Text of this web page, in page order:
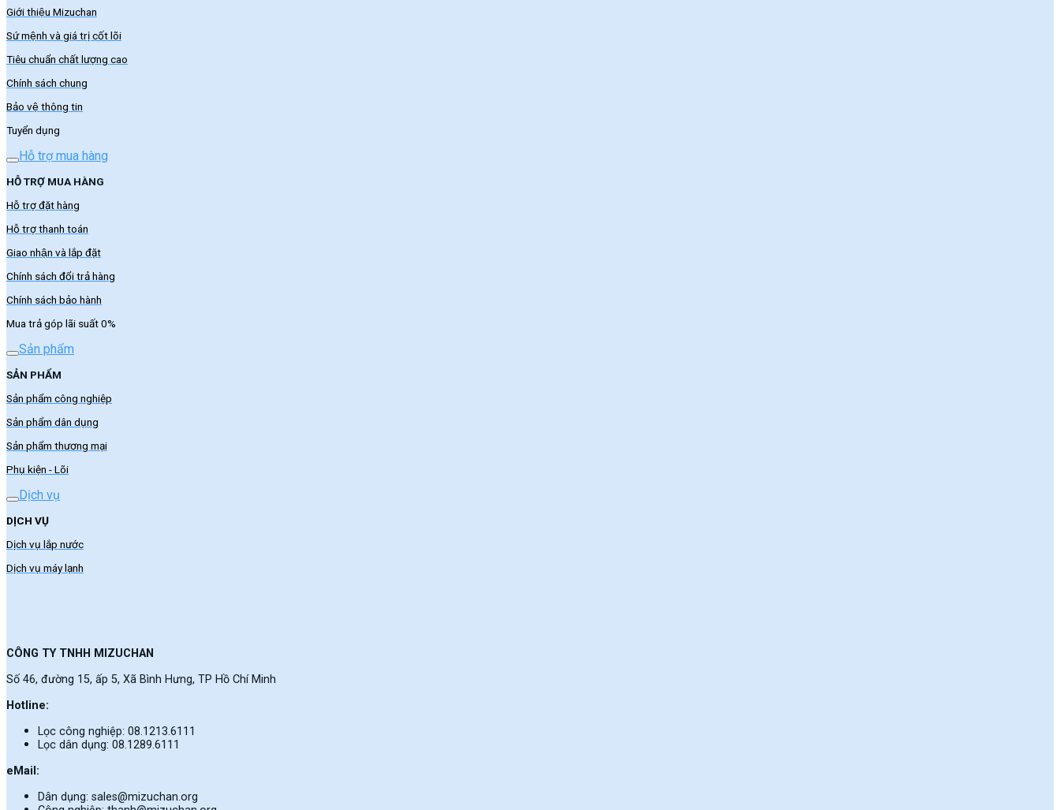
Giới thiệu Mizuchan
Sứ mệnh và giá trị cốt lõi
Tiêu chuẩn chất lượng cao
Chính sách chung
Bảo vệ thông tin
Tuyển dụng
Hỗ trợ mua hàng
HỖ TRỢ MUA HÀNG
Hỗ trợ đặt hàng
Hỗ trợ thanh toán
Giao nhận và lắp đặt
Chính sách đổi trả hàng
Chính sách bảo hành
Mua trả góp lãi suất 0%
Sản phẩm
SẢN PHẨM
Sản phẩm công nghiệp
Sản phẩm dân dụng
Sản phẩm thương mại
Phụ kiện - Lõi
Dịch vụ
DỊCH VỤ
Dịch vụ lắp nước
Dịch vụ máy lạnh
CÔNG TY TNHH MIZUCHAN
Số 46, đường 15, ấp 5, Xã Bình Hưng, TP Hồ Chí Minh
Hotline:
Lọc công nghiệp: 08.1213.6111
Lọc dân dụng: 08.1289.6111
eMail:
Dân dụng: sales@mizuchan.org